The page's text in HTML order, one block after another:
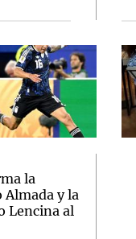
la
Almada y la
Lencina al
3 en Groenlandia